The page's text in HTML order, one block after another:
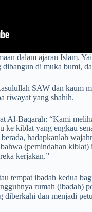
dalam ajaran Islam.
di muka bumi,
SAW dan kaum
riwayat yang shahih.
Al-Baqarah: “Kami
ke kiblat yang engkau
hadapkanlah
(pemindahan kiblat)
kerjakan.”
tempat ibadah kedua
rumah (ibadah)
dan menjadi